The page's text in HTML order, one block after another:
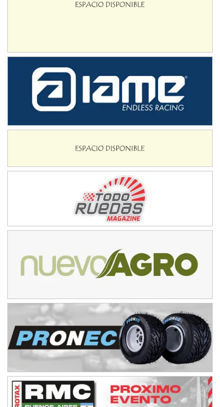
Juan Navarro (Asfalto)
El Timbó (Tucumán)